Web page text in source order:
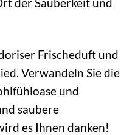
Frischeduft und
Verwandeln Sie die
und
saubere
es Ihnen danken!